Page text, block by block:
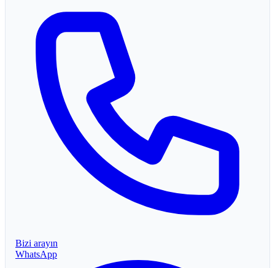
Bizi arayın
WhatsApp